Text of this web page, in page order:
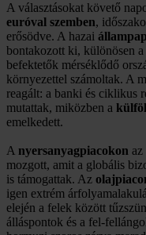
A választásokat követő
euróval szemben,
erősödve. A hazai
bontakozott ki, különösen a
befektetők mérséklődő
környezettel számoltak. A
reagált: a banki és ciklikus
mutattak, miközben a
emelkedett.
A nyersanyagpiacokon az
mozgott, amit a globális
is támogattak. Az
igen extrém
elején a felek között
álláspontok és a fel-